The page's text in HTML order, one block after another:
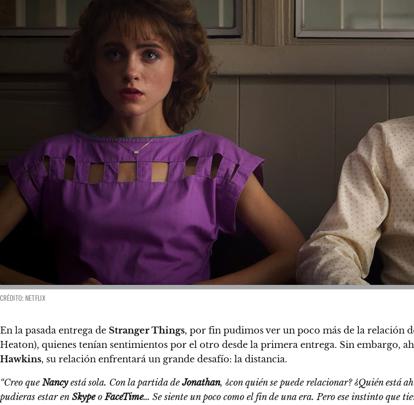
CRÉDITO: NETFLIX
En la pasada entrega de Stranger Things, por fin pudimos ver un poco más de la relación
Heaton), quienes tenían sentimientos por el otro desde la primera entrega. Sin embargo,
Hawkins, su relación enfrentará un grande desafío: la distancia.
“Creo queNancyestá sola. Con la partida deJonathan, ¿con quién se puede relacionar? ¿Quién está
pudieras estar en SkypeoFaceTime… Se siente un poco como el fin de una era. Pero ese instinto que